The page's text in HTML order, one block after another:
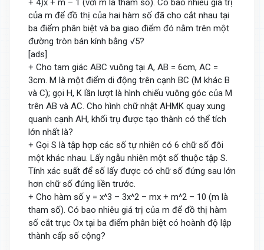
+ 4)x + m – 1 (với m là tham số). Có bao nhiêu giá trị
của m để đồ thị của hai hàm số đã cho cắt nhau tại
ba điểm phân biệt và ba giao điểm đó nằm trên một
đường tròn bán kính bằng √5?
[ads]
+ Cho tam giác ABC vuông tại A, AB = 6cm, AC =
3cm. M là một điểm di động trên cạnh BC (M khác B
và C); gọi H, K lần lượt là hình chiếu vuông góc của M
trên AB và AC. Cho hình chữ nhật AHMK quay xung
quanh cạnh AH, khối trụ được tạo thành có thể tích
lớn nhất là?
+ Gọi S là tập hợp các số tự nhiên có 6 chữ số đôi
một khác nhau. Lấy ngẫu nhiên một số thuộc tập S.
Tính xác suất để số lấy được có chữ số đứng sau lớn
hơn chữ số đứng liền trước.
+ Cho hàm số y = x^3 – 3x^2 – mx + m^2 – 10 (m là
tham số). Có bao nhiêu giá trị của m để đồ thị hàm
số cắt trục Ox tại ba điểm phân biệt có hoành độ lập
thành cấp số cộng?